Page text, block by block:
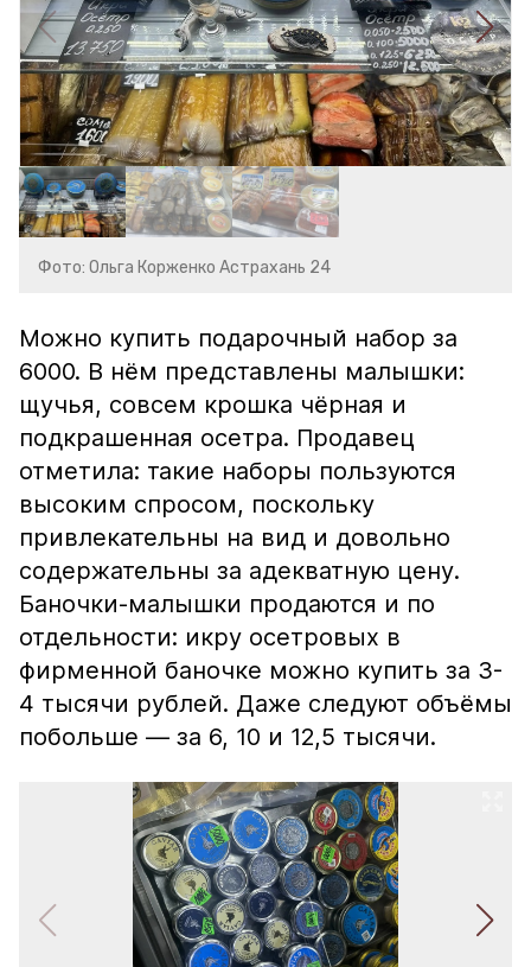
Фото: Ольга Корженко Астрахань 24
Можно купить подарочный набор за
6000. В нём представлены малышки:
щучья, совсем крошка чёрная и
подкрашенная осетра. Продавец
отметила: такие наборы пользуются
высоким спросом, поскольку
привлекательны на вид и довольно
содержательны за адекватную цену.
Баночки-малышки продаются и по
отдельности: икру осетровых в
фирменной баночке можно купить за 3-
4 тысячи рублей. Даже следуют объёмы
побольше — за 6, 10 и 12,5 тысячи.